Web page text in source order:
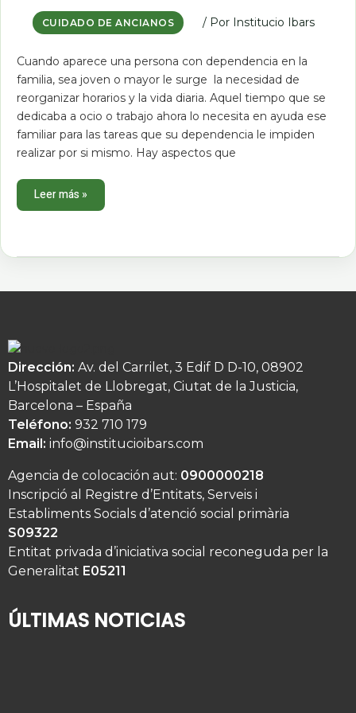
CUIDADO DE ANCIANOS / Por Institucio Ibars
Cuando aparece una persona con dependencia en la
familia, sea joven o mayor le surge la necesidad de
reorganizar horarios y la vida diaria. Aquel tiempo que se
dedicaba a ocio o trabajo ahora lo necesita en ayuda ese
familiar para las tareas que su dependencia le impiden
realizar por si mismo. Hay aspectos que
la
familia.
Leer más »
Dirección: Av. del Carrilet, 3 Edif D D-10, 08902
L’Hospitalet de Llobregat, Ciutat de la Justicia,
Barcelona – España
Teléfono: 932 710 179
Email: info@institucioibars.com
Agencia de colocación aut: 0900000218
Inscripció al Registre d’Entitats, Serveis i
Establiments Socials d’atenció social primària
S09322
Entitat privada d’iniciativa social reconeguda per la
Generalitat E05211
ÚLTIMAS NOTICIAS